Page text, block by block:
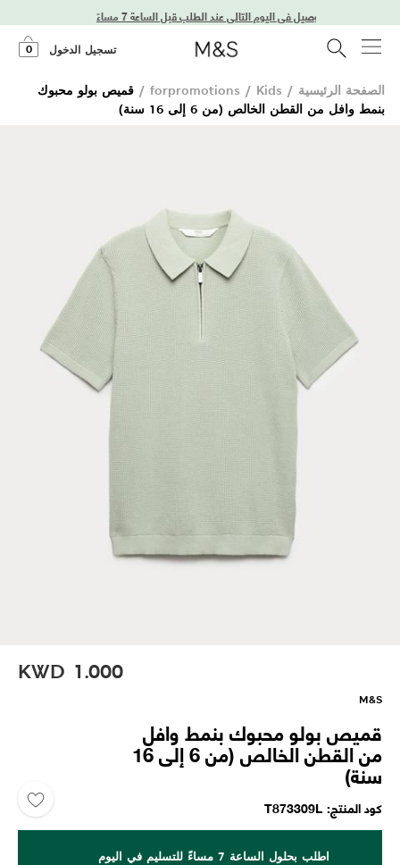
توصيل في اليوم التالي عند الطلب قبل الساعة 7 مساءً
تسجيل الدخول 0
الصفحة الرئيسية /
forpromotions / Kids
/ قميص بولو محبوك
بنمط وافل من القطن الخالص (من 6 إلى 16 سنة)
KWD 1.000
M&S
قميص بولو محبوك بنمط وافل
من القطن الخالص (من 6 إلى 16
سنة)
كود المنتج T873309L
اطلب بحلول الساعة 7 مساءً للتسليم في اليوم